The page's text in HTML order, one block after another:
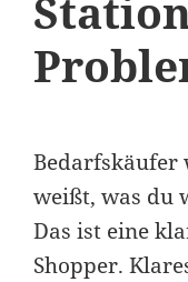
Bedarfskäufer
weißt, was du
Das ist eine
Shopper.